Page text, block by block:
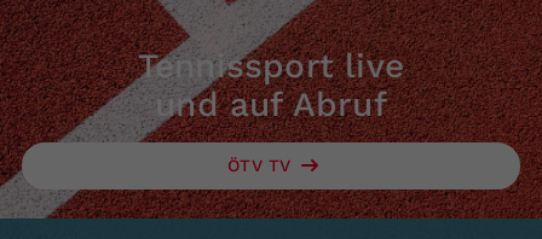
Tennissport live
und auf Abruf
ÖTV TV